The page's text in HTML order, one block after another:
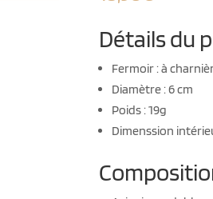
Détails du
Fermoir : à
Diamètre : 6 cm
Poids : 19g
Dimenssion